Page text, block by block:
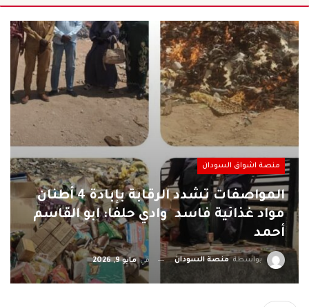
منصة اشواق السودان
المواصفات تشدد الرقابة بإبادة 4 أطنان
مواد غذائية فاسد وادي حلفا: ابو القاسم
أحمد
بواسطةمنصة السودان في مايو 9, 2026